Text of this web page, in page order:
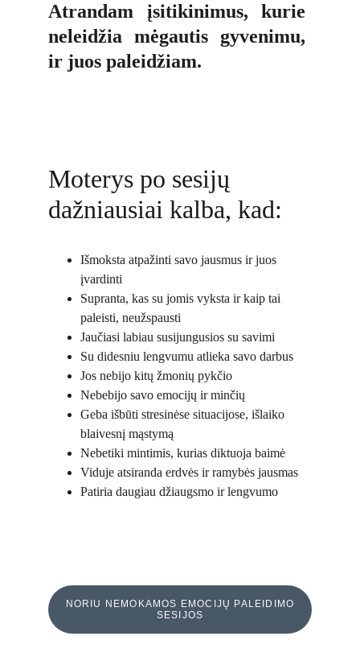
Atrandam įsitikinimus, kurie
neleidžia mėgautis gyvenimu,
ir juos paleidžiam.
Moterys po sesijų
dažniausiai kalba, kad:
Išmoksta atpažinti savo jausmus ir juos
įvardinti
Supranta, kas su jomis vyksta ir kaip tai
paleisti, neužspausti
Jaučiasi labiau susijungusios su savimi
Su didesniu lengvumu atlieka savo darbus
Jos nebijo kitų žmonių pykčio
Nebebijo savo emocijų ir minčių
Geba išbūti stresinėse situacijose, išlaiko
blaivesnį mąstymą
Nebetiki mintimis, kurias diktuoja baimė
Viduje atsiranda erdvės ir ramybės jausmas
Patiria daugiau džiaugsmo ir lengvumo
NORIU NEMOKAMOS EMOCIJŲ PALEIDIMO
SESIJOS